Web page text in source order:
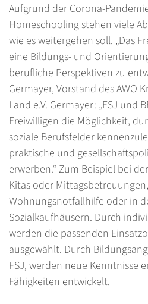
Aufgrund der Corona-
Homeschooling stehen viele
wie es weitergehen soll. „Das
eine Bildungs- und
berufliche Perspektiven zu
Germayer, Vorstand des AWO
Land e.V. Germayer: „FSJ und
Freiwilligen die Möglichkeit,
soziale Berufsfelder
praktische und
erwerben.“ Zum Beispiel bei
Kitas oder
Wohnungsnotfallhilfe oder in
Sozialkaufhäusern. Durch
werden die passenden
ausgewählt. Durch
FSJ, werden neue Kenntnisse
Fähigkeiten entwickelt.